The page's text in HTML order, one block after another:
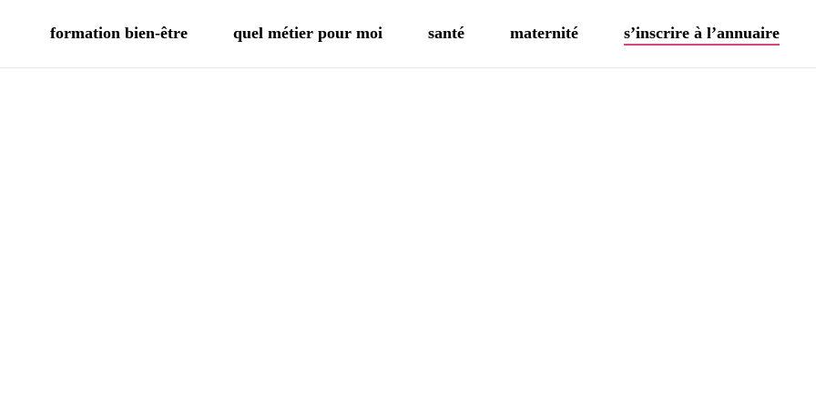
formation bien-être quel métier pour moi santé maternité s’inscrire à l’annuaire